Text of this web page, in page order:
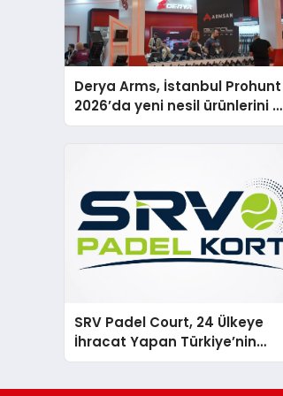
Derya Arms, İstanbul Prohunt
2026’da yeni nesil ürünlerini ve
global marka vizyonunu
SRV Padel Court, 24 Ülkeye
İhracat Yapan Türkiye’nin
Padel Kortu Üretim Gücü